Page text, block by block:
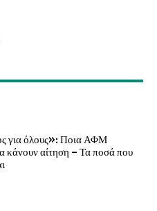
για όλους»: Ποια ΑΦΜ
κάνουν αίτηση – Τα ποσά που